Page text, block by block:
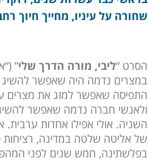
שחורה על עיניו, מחייך חיוך
הסרט “ליבי, מורה הדרך שלי
במצרים נדמה היה שאפשר להשיג
התפיסה שאפשר למזג את מצרים
ולאנשי חברה נדמה שאפשר להשיג
השניה. אולי אפילו אחדות
של אליטה שלטה במדינה, רציחות
בפלשתינה, חמש שנים לפני